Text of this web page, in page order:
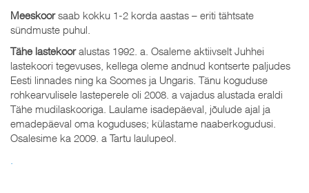
Meeskoorsaab kokku 1-2 korda aastas – eriti tähtsate
sündmuste puhul.
Tähe lastekooralustas 1992. a. Osaleme aktiivselt Juhhei
lastekoori tegevuses, kellega oleme andnud kontserte paljudes
Eesti linnades ning ka Soomes ja Ungaris. Tänu koguduse
rohkearvulisele lasteperele oli 2008. a vajadus alustada eraldi
Tähe mudilaskooriga. Laulame isadepäeval, jõulude ajal ja
emadepäeval oma koguduses; külastame naaberkogudusi.
Osalesime ka 2009. a Tartu laulupeol.